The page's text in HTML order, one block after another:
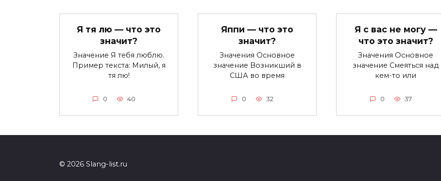
Я тя лю — что это
значит?
Значение Я тебя люблю.
Пример текста: Милый, я
тя лю!
0 40
Яппи — что это
значит?
Значения Основное
значение Возникший в
США во время
0 32
Я с вас не могу —
что это значит?
Значения Основное
значение Смеяться над
кем-то или
0 37
© 2026 Slang-list.ru